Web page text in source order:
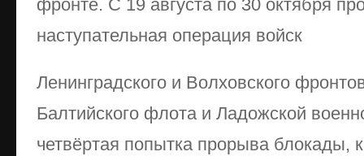
фронте. С 19 августа по 30 октября
наступательная операция войск
Ленинградского и Волховского
Балтийского флота и Ладожской
четвёртая попытка прорыва блокады,